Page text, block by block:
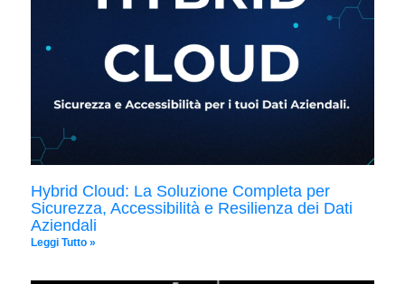
Hybrid Cloud: La Soluzione Completa per
Sicurezza, Accessibilità e Resilienza dei Dati
Aziendali
Leggi Tutto »